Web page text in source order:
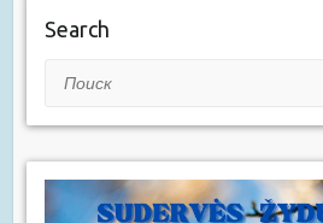
Search
Поиск